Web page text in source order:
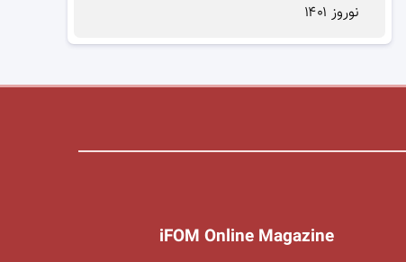
نوروز ۱۴۰۱
iFOM Online Magazine